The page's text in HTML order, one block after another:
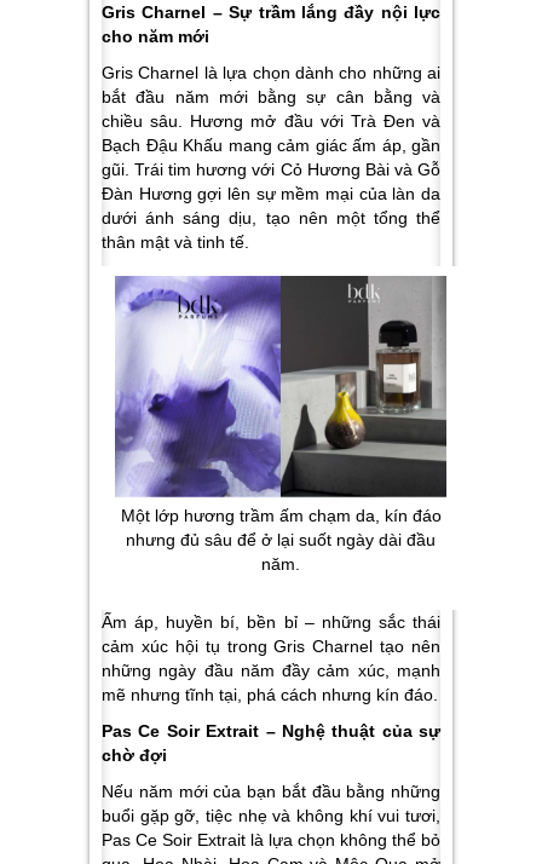
Gris Charnel – Sự trầm lắng đầy nội lực
cho năm mới
Gris Charnel là lựa chọn dành cho những ai
bắt đầu năm mới bằng sự cân bằng và
chiều sâu. Hương mở đầu với Trà Đen và
Bạch Đậu Khấu mang cảm giác ấm áp, gần
gũi. Trái tim hương với Cỏ Hương Bài và Gỗ
Đàn Hương gợi lên sự mềm mại của làn da
dưới ánh sáng dịu, tạo nên một tổng thể
thân mật và tinh tế.
Một lớp hương trầm ấm chạm da, kín đáo
nhưng đủ sâu để ở lại suốt ngày dài đầu
năm.
Ấm áp, huyền bí, bền bỉ – những sắc thái
cảm xúc hội tụ trong Gris Charnel tạo nên
những ngày đầu năm đầy cảm xúc, mạnh
mẽ nhưng tĩnh tại, phá cách nhưng kín đáo.
Pas Ce Soir Extrait – Nghệ thuật của sự
chờ đợi
Nếu năm mới của bạn bắt đầu bằng những
buổi gặp gỡ, tiệc nhẹ và không khí vui tươi,
Pas Ce Soir Extrait là lựa chọn không thể bỏ